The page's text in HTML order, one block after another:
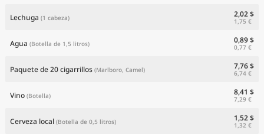
Lechuga (1 cabeza) 2,02 $
1,75 €
Agua (Botella de 1,5 litros) 0,89 $
0,77 €
Paquete de 20 cigarrillos (Marlboro, Camel) 7,76 $
6,74 €
Vino (Botella) 8,41 $
7,29 €
Cerveza local (Botella de 0,5 litros) 1,52 $
1,32 €